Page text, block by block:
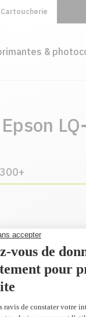
Cartoucherie
&